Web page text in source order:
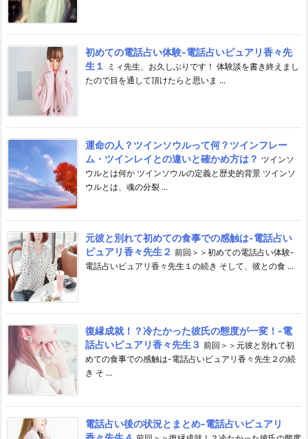
初めての電話占い体験-電話占いピュアリ香々先
生１
ミィ先生、お久しぶりです！ 体験談を書き終えまし
たので目を通して頂けたらと思いま ...
運命の人？ツインソウルって何？ツインフレー
ム・ツインレイとの違いと確かめ方は？ ツインソ
ウルとは何か ツインソウルの定義と歴史的背景 ツインソ
ウルとは、魂の分裂 ...
元彼と別れて初めての食事での感触は-電話占い
ピュアリ香々先生２ 前回＞＞初めての電話占い体験-
電話占いピュアリ香々先生１の続き そして、彼との食 ...
復縁成就！？冷たかった彼氏の態度が一変！-電
話占いピュアリ香々先生３ 前回＞＞元彼と別れて初
めての食事での感触は-電話占いピュアリ香々先生２の続
き そ ...
電話占い後の状況とまとめ-電話占いピュアリ